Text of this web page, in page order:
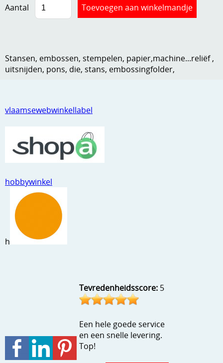
Netjes opbergen
Ribbelaar
Speciaal papier
Stempels en zo
Wat nog, een creatief kijkje
vlaamsewebwinkellabel
hobbywinkel
h
Tevredenheidsscore: 5
Een hele goede service
en een snelle levering.
Top!
Aantal
Stansen, embossen, stempelen, papier,machine...reliëf ,
uitsnijden, pons, die, stans, embossingfolder,